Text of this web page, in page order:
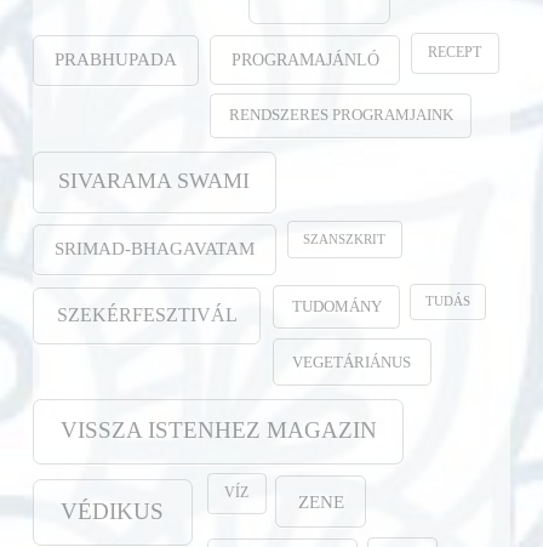
PRABHUPADA PROGRAMAJÁNLÓ RECEPT
RENDSZERES PROGRAMJAINK
SIVARAMA SWAMI
SRIMAD-BHAGAVATAM SZANSZKRIT
SZEKÉRFESZTIVÁL TUDOMÁNY TUDÁS
VEGETÁRIÁNUS
VISSZA ISTENHEZ MAGAZIN
VÉDIKUS
VÍZ ZENE